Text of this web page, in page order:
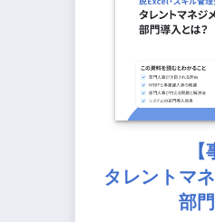
タレントマ
部